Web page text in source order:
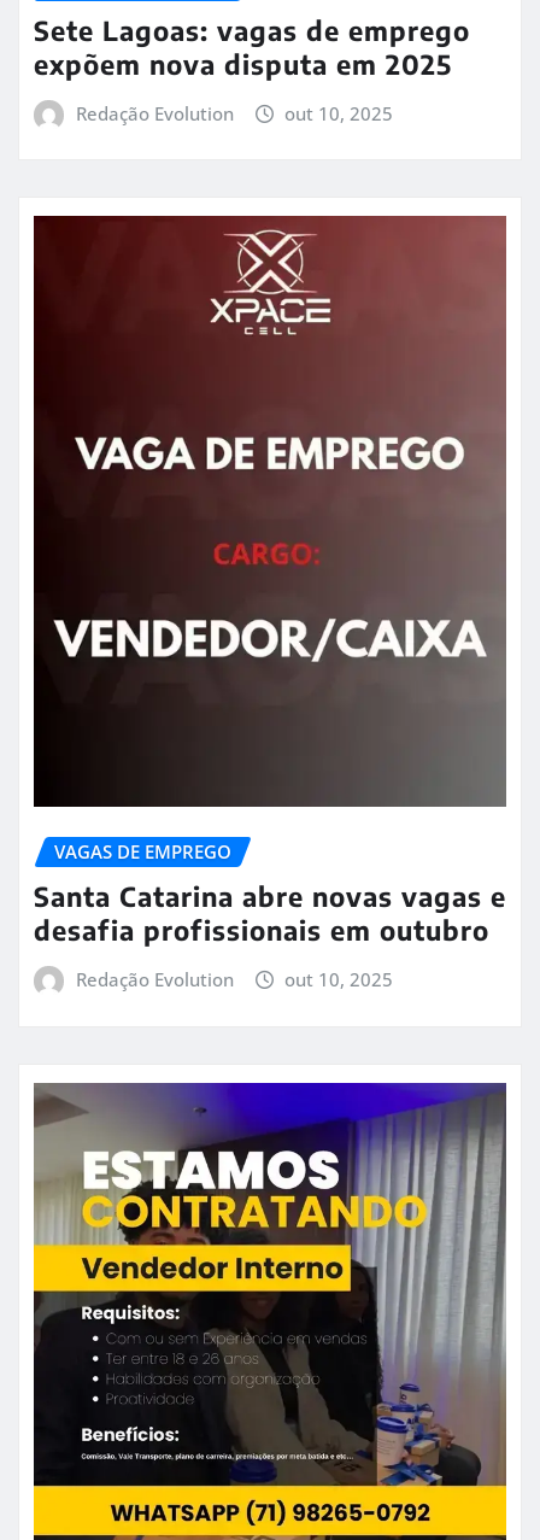
Sete Lagoas: vagas de emprego
expõem nova disputa em 2025
Redação Evolution out 10, 2025
VAGAS DE EMPREGO
Santa Catarina abre novas vagas e
desafia profissionais em outubro
Redação Evolution out 10, 2025